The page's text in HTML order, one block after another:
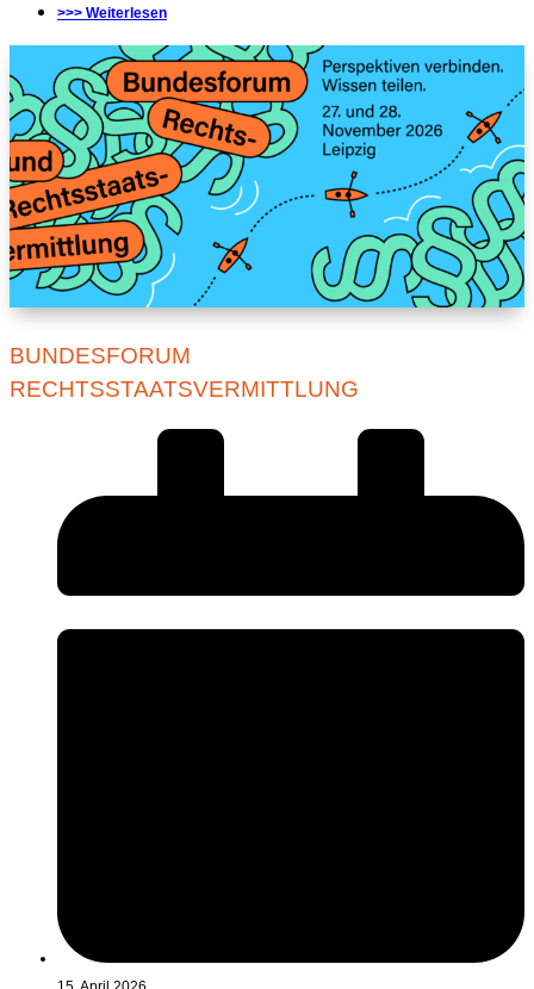
>>> Weiterlesen
BUNDESFORUM
RECHTSSTAATSVERMITTLUNG